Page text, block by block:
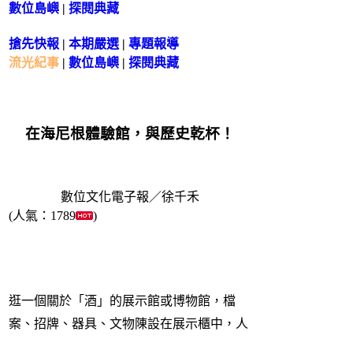
數位島嶼 | 探閱典藏
搶先快報 | 本期嚴選 | 專題報導
流光紀事 | 數位島嶼 | 探閱典藏
在海尼根體驗館，與歷史乾杯！
數位文化電子報／徐千禾
(人氣：1789
)
逛一個關於「酒」的展示館或博物館，檔
案、招牌、器具、文物陳設在展示櫃中，人